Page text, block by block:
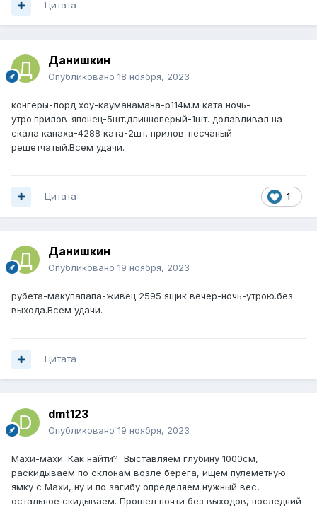
Цитата
Данишкин
Опубликовано 18 ноября, 2023
конгеры-лорд хоу-кауманамана-р114м.м ката ночь-
утро.прилов-японец-5шт.длинноперый-1шт. долавливал на
скала канаха-4288 ката-2шт. прилов-песчаный
решетчатый.Всем удачи.
1
Цитата
Данишкин
Опубликовано 19 ноября, 2023
рубета-макупапапа-живец 2595 ящик вечер-ночь-утрою.без
выхода.Всем удачи.
Цитата
dmt123
Опубликовано 19 ноября, 2023
Махи-махи. Как найти? Выставляем глубину 1000см,
раскидываем по склонам возле берега, ищем пулеметную
ямку с Махи, ну и по загибу определяем нужный вес,
остальное скидываем. Прошел почти без выходов, последний